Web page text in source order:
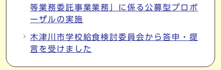
等業務委託事業業務」に係る公募型プロポ
ーザルの実施
木津川市学校給食検討委員会から答申・提
言を受けました